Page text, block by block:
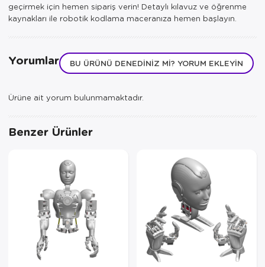
geçirmek için hemen sipariş verin! Detaylı kılavuz ve öğrenme
kaynakları ile robotik kodlama maceranıza hemen başlayın.
Yorumlar BU ÜRÜNÜ DENEDINIZ MI? YORUM EKLEYIN
Ürüne ait yorum bulunmamaktadır.
Benzer Ürünler